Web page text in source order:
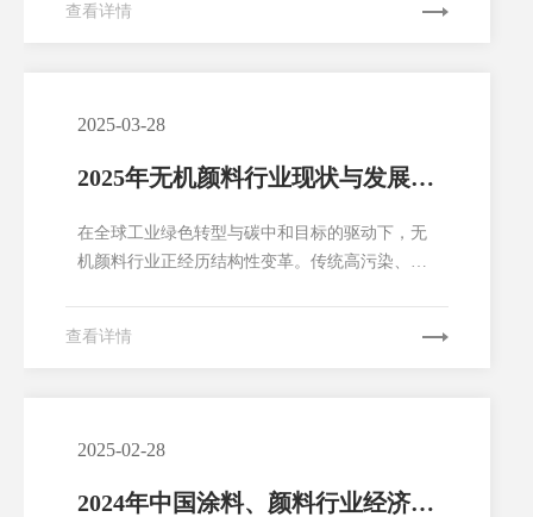
域的创新发展以及校友间的协同共进注入了全新
查看详情
2025-03-28
2025年无机颜料行业现状与发展趋
在全球工业绿色转型与碳中和目标的驱动下，无
机颜料行业正经历结构性变革。传统高污染、高
模预计突破500亿美元，但增长逻辑已从“量”转
查看详情
2025-02-28
2024年中国涂料、颜料行业经济运